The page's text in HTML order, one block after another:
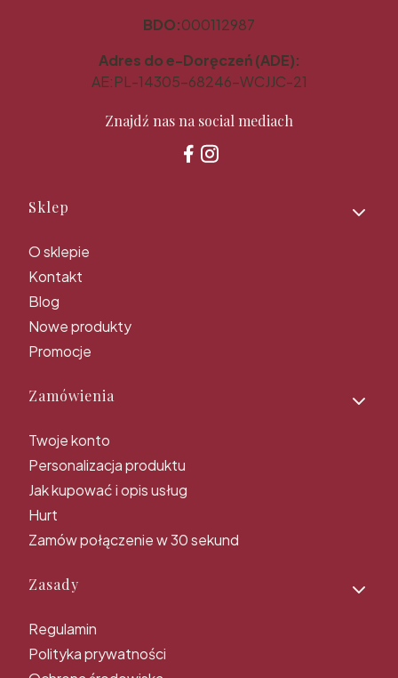
BDO:000112987
Adres do e-Doręczeń (ADE):
AE:PL-14305-68246-WCJJC-21
Znajdź nas na social mediach
Linki w stopce
Sklep
O sklepie
Kontakt
Blog
Nowe produkty
Promocje
Zamówienia
Twoje konto
Personalizacja produktu
Jak kupować i opis usług
Hurt
Zamów połączenie w 30 sekund
Zasady
Regulamin
Polityka prywatności